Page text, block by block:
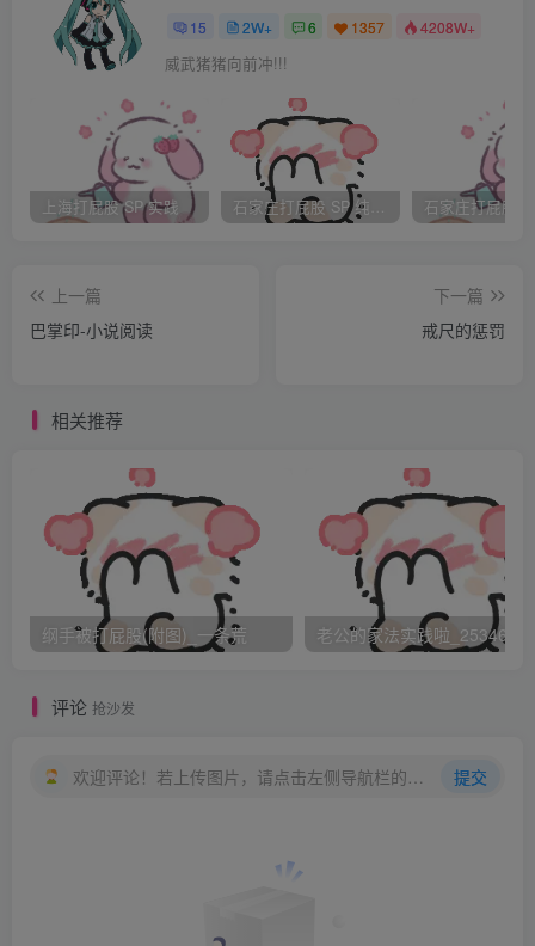
「\_/，你这小鬼，不要一句话分两段讲，好吗？很吓人耶
～」你松了口气，笑笑地揉乱我的头发。
的阴霾也就这样散去，吐吐舌跟你撒娇。
「小鬼，甜言蜜语跟撒娇都没用哦！做错事还是要罚的！」
你捏捏我的脸颊。
「嗯？是谁再三保证不会再因为生气而不留一言就离家
的？」你笑笑地看着我，我却觉得那笑容很诡异。
了呢！」急急地为自己辩护，我，可是有留下讯息的唷～要
「好，算你对，那这就不罚了！」耶～老公最好了～
ccc……
「不过……」！？还有不过！？这……！？
「好象有谁答应过我，不在晚上十一点后独自一人在外面的
后～」老公似笑非笑地望着我，唉～我知道，我又栽在老公
「好啦～那个人是我啦～我，我气昏头了呀！就……」谁会
「哦！？气昏头了？那大概是上次那顿罚太轻了，才会让你
「呃……嘿嘿嘿…」傻笑中，呜～我可不可以装死呀～
15 2W+ 6 1357 4208W+
威武猪猪向前冲!!!
上海打屁股 SP 实践 石家庄打屁股 SP 纯实践
上一篇
巴掌印-小说阅读
下一篇
戒尺的惩罚
相关推荐
纲手被打屁股(附图)_一条荒 老公的家法实践啦
评论 抢沙发
欢迎评论！若上传图片，请点击左侧导航栏的图床工具，获取图片链接。 提交